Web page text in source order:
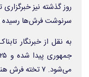
روز گذشته نیز
سرنوشت فرش‌ها
می‌شود. ۷ تخته فرش هنوز پیدا نشده ولی اقدامات قضایی برای تعیین تکلیف آن‌ها ادامه دارد.»